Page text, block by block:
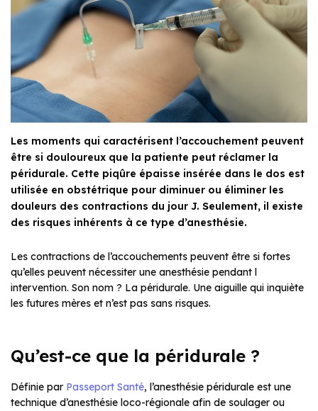
Les moments qui caractérisent l’accouchement peuvent
être si douloureux que la patiente peut réclamer la
péridurale. Cette piqûre épaisse insérée dans le dos est
utilisée en obstétrique pour diminuer ou éliminer les
douleurs des contractions du jour J. Seulement, il existe
des risques inhérents à ce type d’anesthésie.
Les contractions de l’accouchements peuvent être si fortes
qu’elles peuvent nécessiter une anesthésie pendant l
intervention. Son nom ? La péridurale. Une aiguille qui inquiète
les futures mères et n’est pas sans risques.
Qu’est-ce que la péridurale ?
Définie par Passeport Santé, l’anesthésie péridurale est une
technique d’anesthésie loco-régionale afin de soulager ou